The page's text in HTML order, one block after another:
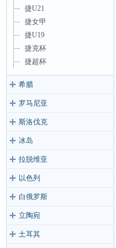
捷U21
捷女甲
捷U19
捷克杯
捷超杯
希腊
罗马尼亚
斯洛伐克
冰岛
拉脱维亚
以色列
白俄罗斯
立陶宛
土耳其